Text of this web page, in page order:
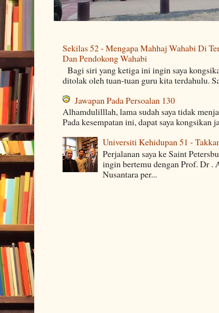
Sekilas 52 - Mengapa Mahhaj Wahabi Di
Dan Pendokong Wahabi
Bagi siri yang ketiga ini ingin saya
ditolak oleh tuan-tuan guru kita terdahulu.
Jawapan Pada Persoalan 130
Alhamdulilllah, lama sudah saya tidak
Pada kesempatan ini, dapat saya kongsikan
Universiti Kehidupan 51 -
Perjalanan saya ke Saint
ingin bertemu dengan Prof. Dr
Nusantara per...